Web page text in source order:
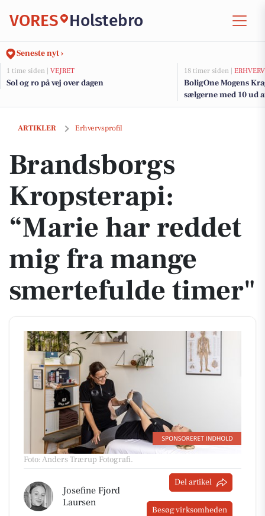
VORES Holstebro
Seneste nyt ›
1 time siden | VEJRET
Sol og ro på vej over dagen
18 timer siden | ERHVERV
BoligOne Mogens
sælgerne med 10 ud
ARTIKLER Erhvervsprofil
Brandsborgs Kropsterapi: “Marie har reddet mig fra mange
Brandsborgs
Kropsterapi:
“Marie har reddet
mig fra mange
smertefulde timer"
Foto: Anders Trærup Fotografi.
Josefine Fjord
Laursen
Del artikel
Besøg virksomheden